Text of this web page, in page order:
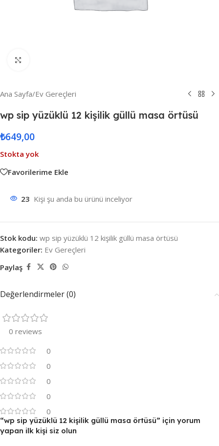
Ana Sayfa/Ev Gereçleri
wp sip yüzüklü 12 kişilik güllü masa örtüsü
₺649,00
Stokta yok
Favorilerime Ekle
23 Kişi şu anda bu ürünü inceliyor
Stok kodu: wp sip yüzüklü 12 kişilik güllü masa örtüsü
Kategoriler: Ev Gereçleri
Paylaş
Değerlendirmeler (0)
0 reviews
0
0
0
0
0
“wp sip yüzüklü 12 kişilik güllü masa örtüsü” için yorum
yapan ilk kişi siz olun